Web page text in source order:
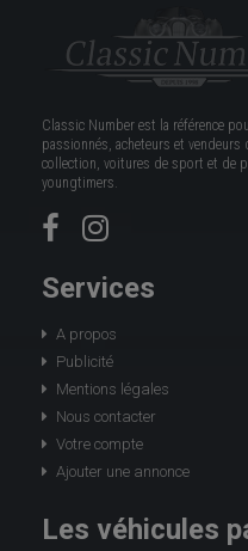
Classic Number est la référence
passionnés, acheteurs et vendeurs
collection, voitures de sport et de
youngtimers.
Services
A propos
Publicité
Mentions légales
Nous contacter
Votre compte
Ajouter une annonce
Les véhicules